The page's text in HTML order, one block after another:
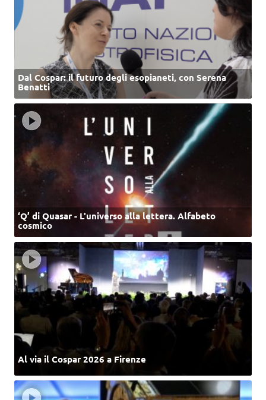
Dal Cospar: il futuro degli esopianeti, con Serena
Benatti
‘Q’ di Quasar - L'universo alla lettera. Alfabeto
cosmico
Al via il Cospar 2026 a Firenze